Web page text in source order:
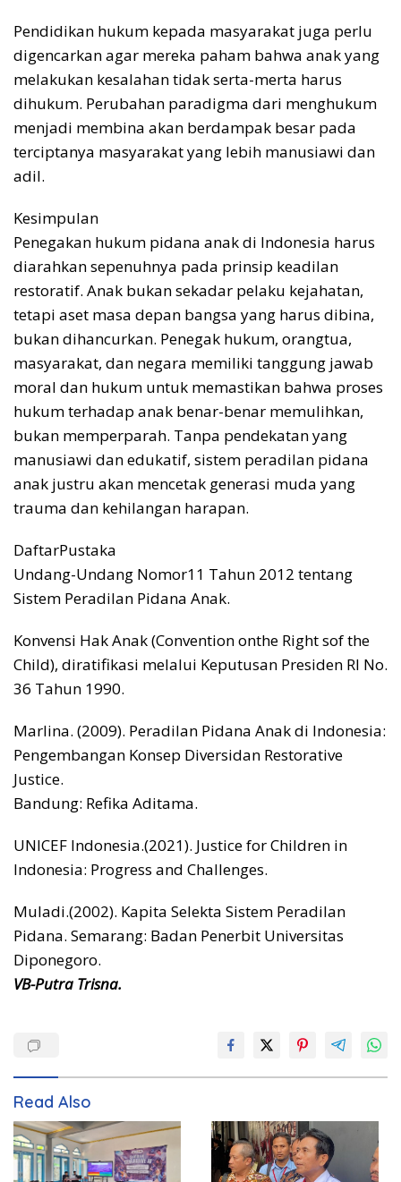
Pendidikan hukum kepada masyarakat juga perlu
digencarkan agar mereka paham bahwa anak yang
melakukan kesalahan tidak serta-merta harus
dihukum. Perubahan paradigma dari menghukum
menjadi membina akan berdampak besar pada
terciptanya masyarakat yang lebih manusiawi dan
adil.
Kesimpulan
Penegakan hukum pidana anak di Indonesia harus
diarahkan sepenuhnya pada prinsip keadilan
restoratif. Anak bukan sekadar pelaku kejahatan,
tetapi aset masa depan bangsa yang harus dibina,
bukan dihancurkan. Penegak hukum, orangtua,
masyarakat, dan negara memiliki tanggung jawab
moral dan hukum untuk memastikan bahwa proses
hukum terhadap anak benar-benar memulihkan,
bukan memperparah. Tanpa pendekatan yang
manusiawi dan edukatif, sistem peradilan pidana
anak justru akan mencetak generasi muda yang
trauma dan kehilangan harapan.
DaftarPustaka
Undang-Undang Nomor11 Tahun 2012 tentang
Sistem Peradilan Pidana Anak.
Konvensi Hak Anak (Convention onthe Right sof the
Child), diratifikasi melalui Keputusan Presiden RI No.
36 Tahun 1990.
Marlina. (2009). Peradilan Pidana Anak di Indonesia:
Pengembangan Konsep Diversidan Restorative
Justice.
Bandung: Refika Aditama.
UNICEF Indonesia.(2021). Justice for Children in
Indonesia: Progress and Challenges.
Muladi.(2002). Kapita Selekta Sistem Peradilan
Pidana. Semarang: Badan Penerbit Universitas
Diponegoro.
VB-Putra Trisna.
Read Also